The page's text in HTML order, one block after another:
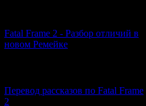
Fatal Frame 2 - Разбор отличий в
новом Ремейке
Перевод рассказов по Fatal Frame
2